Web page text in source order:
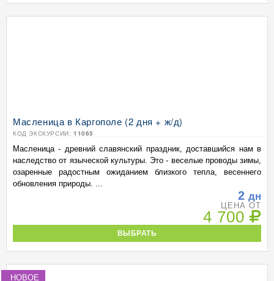
Масленица в Каргополе (2 дня + ж/д)
КОД ЭКСКУРСИИ: 11065
Масленица - древний славянский праздник, доставшийся нам в
наследство от языческой культуры. Это - веселые проводы зимы,
озаренные радостным ожиданием близкого тепла, весеннего
обновления природы. ...
2 дн
ЦЕНА ОТ
4 700
ВЫБРАТЬ
НОВОЕ